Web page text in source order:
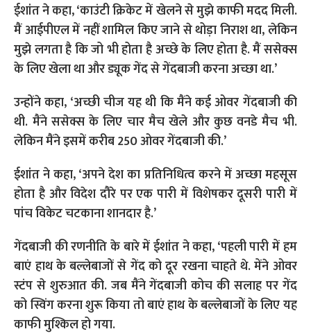
ईशांत ने कहा, ‘काउंटी क्रिकेट में खेलने से मुझे काफी मदद मिली.
मैं आईपीएल में नहीं शामिल किए जाने से थोड़ा निराश था, लेकिन
मुझे लगता है कि जो भी होता है अच्छे के लिए होता है. मैं ससेक्स
के लिए खेला था और ड्यूक गेंद से गेंदबाजी करना अच्छा था.’
उन्होंने कहा, ‘अच्छी चीज यह थी कि मैंने कई ओवर गेंदबाजी की
थी. मैंने ससेक्स के लिए चार मैच खेले और कुछ वनडे मैच भी.
लेकिन मैंने इसमें करीब 250 ओवर गेंदबाजी की.’
ईशांत ने कहा, ‘अपने देश का प्रतिनिधित्व करने में अच्छा महसूस
होता है और विदेश दौरे पर एक पारी में विशेषकर दूसरी पारी में
पांच विकेट चटकाना शानदार है.’
गेंदबाजी की रणनीति के बारे में ईशांत ने कहा, ‘पहली पारी में हम
बाएं हाथ के बल्लेबाजों से गेंद को दूर रखना चाहते थे. मेंने ओवर
स्टंप से शुरुआत की. जब मैंने गेंदबाजी कोच की सलाह पर गेंद
को स्विंग करना शुरू किया तो बाएं हाथ के बल्लेबाजों के लिए यह
काफी मुश्किल हो गया.